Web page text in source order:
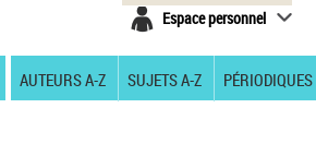
Espace personnel
AUTEURS A-Z SUJETS A-Z PÉRIODIQUES